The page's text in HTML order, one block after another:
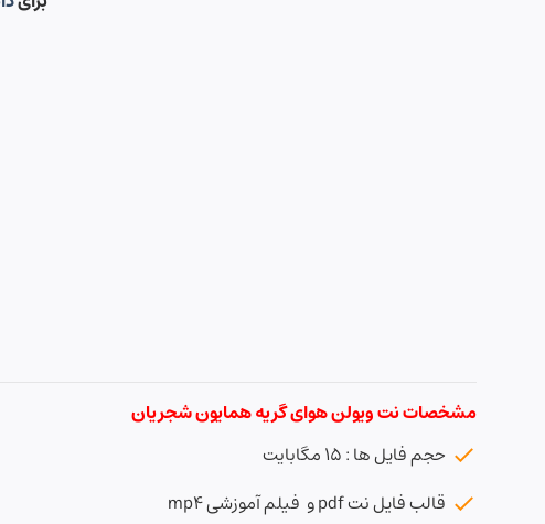
مشخصات نت ویولن هوای گریه همایون شجریان
حجم فایل ها : ۱۵ مگابایت
قالب فایل نت pdf و فیلم آموزشی mp4